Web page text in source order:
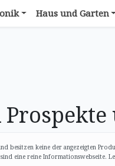
Haus und Garten
besitzen keine der angezeigten
eine reine Informationswebseite.